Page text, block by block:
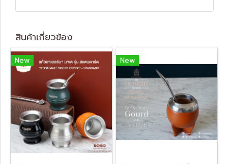
สินค้าเกี่ยวข้อง
New New